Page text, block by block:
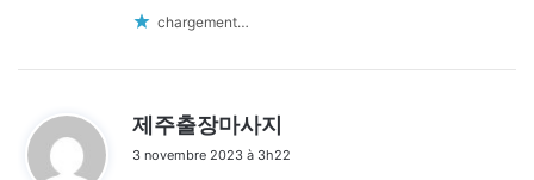
chargement…
제주출장마사지
t
3 novembre 2023 à 3h22